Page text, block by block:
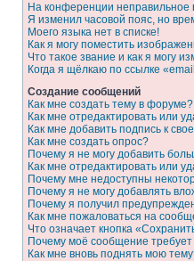
На конференции неправильное
Я изменил часовой пояс, но
Моего языка нет в списке!
Как я могу поместить
Что такое звание и как я могу
Когда я щёлкаю по ссылке
Создание сообщений
Как мне создать тему в форуме?
Как мне отредактировать или
Как мне добавить подпись к
Как мне создать опрос?
Почему я не могу добавить
Как мне отредактировать или
Почему мне недоступны
Почему я не могу добавлять
Почему я получил
Как мне пожаловаться на
Что означает кнопка
Почему моё сообщение
Как мне вновь поднять мою